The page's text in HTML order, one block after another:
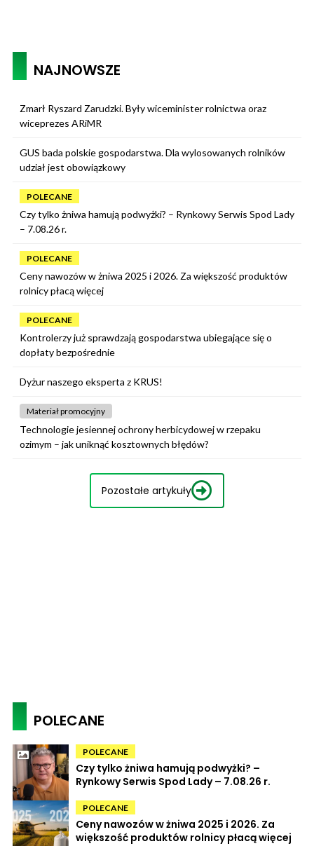
NAJNOWSZE
Zmarł Ryszard Zarudzki. Były wiceminister rolnictwa oraz
wiceprezes ARiMR
GUS bada polskie gospodarstwa. Dla wylosowanych rolników
udział jest obowiązkowy
POLECANE
Czy tylko żniwa hamują podwyżki? – Rynkowy Serwis Spod Lady
– 7.08.26 r.
POLECANE
Ceny nawozów w żniwa 2025 i 2026. Za większość produktów
rolnicy płacą więcej
POLECANE
Kontrolerzy już sprawdzają gospodarstwa ubiegające się o
dopłaty bezpośrednie
Dyżur naszego eksperta z KRUS!
Materiał promocyjny
Technologie jesiennej ochrony herbicydowej w rzepaku
ozimym – jak uniknąć kosztownych błędów?
Pozostałe artykuły
POLECANE
POLECANE
Czy tylko żniwa hamują podwyżki? –
Rynkowy Serwis Spod Lady – 7.08.26 r.
POLECANE
Ceny nawozów w żniwa 2025 i 2026. Za
większość produktów rolnicy płacą więcej